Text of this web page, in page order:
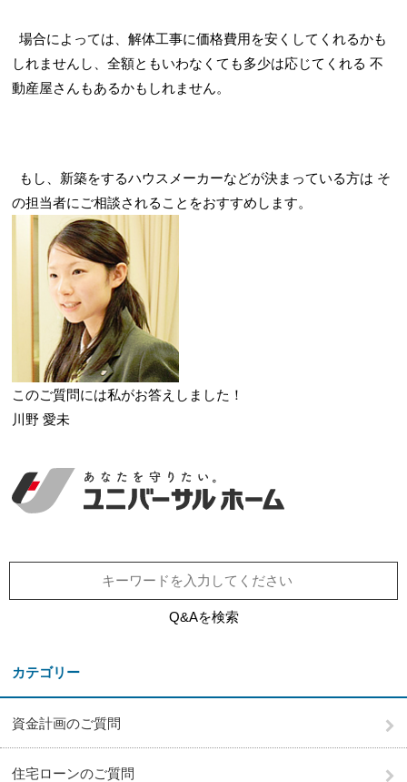
場合によっては、解体工事に価格費用を安くしてくれるかも
しれませんし、全額ともいわなくても多少は応じてくれる 不
動産屋さんもあるかもしれません。
もし、新築をするハウスメーカーなどが決まっている方は そ
の担当者にご相談されることをおすすめします。
このご質問には私がお答えしました！
川野 愛未
Q&Aを検索
カテゴリー
資金計画のご質問
住宅ローンのご質問